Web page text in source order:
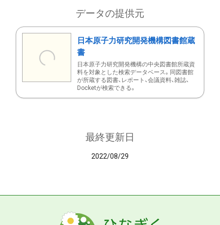
データの提供元
日本原子力研究開発機構図書館蔵
書
日本原子力研究開発機構の中央図書館所蔵資
料を対象とした検索データベース。同図書館
が所蔵する図書、レポート、会議資料、雑誌、
Docketが検索できる。
最終更新日
2022/08/29